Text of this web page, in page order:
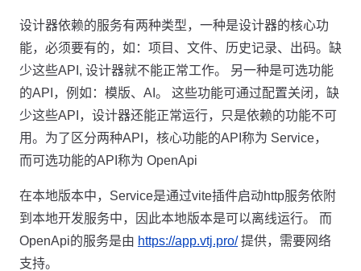
设计器依赖的服务有两种类型，一种是设计器的核心功
能，必须要有的，如：项目、文件、历史记录、出码。缺
少这些API, 设计器就不能正常工作。 另一种是可选功能
的API，例如：模版、AI。 这些功能可通过配置关闭，缺
少这些API，设计器还能正常运行，只是依赖的功能不可
用。为了区分两种API，核心功能的API称为 Service，
而可选功能的API称为 OpenApi
在本地版本中，Service是通过vite插件启动http服务依附
到本地开发服务中，因此本地版本是可以离线运行。 而
OpenApi的服务是由 https://app.vtj.pro/提供，需要网络
支持。